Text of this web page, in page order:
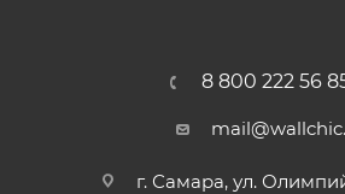
8 800 222 56
г. Самара, ул.